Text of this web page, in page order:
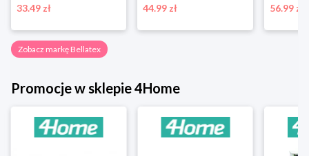
33.49 zł
44.99 zł
56.99 zł
Zobacz markę Bellatex
Promocje w sklepie 4Home